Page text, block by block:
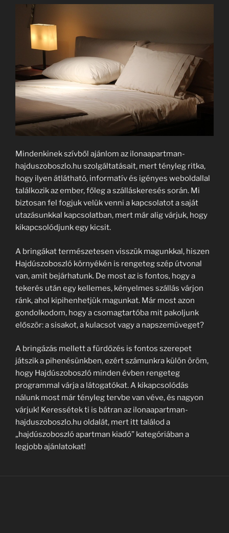
Mindenkinek szívből ajánlom az ilonaapartman-
hajduszoboszlo.hu szolgáltatásait, mert tényleg ritka,
hogy ilyen átlátható, informatív és igényes weboldallal
találkozik az ember, főleg a szálláskeresés során. Mi
biztosan fel fogjuk velük venni a kapcsolatot a saját
utazásunkkal kapcsolatban, mert már alig várjuk, hogy
kikapcsolódjunk egy kicsit.
A bringákat természetesen visszük magunkkal, hiszen
Hajdúszoboszló környékén is rengeteg szép útvonal
van, amit bejárhatunk. De most az is fontos, hogy a
tekerés után egy kellemes, kényelmes szállás várjon
ránk, ahol kipihenhetjük magunkat. Már most azon
gondolkodom, hogy a csomagtartóba mit pakoljunk
először: a sisakot, a kulacsot vagy a napszemüveget?
A bringázás mellett a fürdőzés is fontos szerepet
játszik a pihenésünkben, ezért számunkra külön öröm,
hogy Hajdúszoboszló minden évben rengeteg
programmal várja a látogatókat. A kikapcsolódás
nálunk most már tényleg tervbe van véve, és nagyon
várjuk! Keressétek ti is bátran az ilonaapartman-
hajduszoboszlo.hu oldalát, mert itt találod a
„hajdúszoboszló apartman kiadó” kategóriában a
legjobb ajánlatokat!